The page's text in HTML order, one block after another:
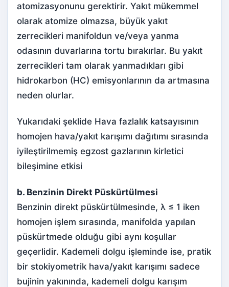
atomizasyonunu gerektirir. Yakıt mükemmel
olarak atomize olmazsa, büyük yakıt
zerrecikleri manifoldun ve/veya yanma
odasının duvarlarına tortu bırakırlar. Bu yakıt
zerrecikleri tam olarak yanmadıkları gibi
hidrokarbon (HC) emisyonlarının da artmasına
neden olurlar.
Yukarıdaki şeklide Hava fazlalık katsayısının
homojen hava/yakıt karışımı dağıtımı sırasında
iyileştirilmemiş egzost gazlarının kirletici
bileşimine etkisi
b. Benzinin Direkt Püskürtülmesi
Benzinin direkt püskürtülmesinde, λ ≤ 1 iken
homojen işlem sırasında, manifolda yapılan
püskürtmede olduğu gibi aynı koşullar
geçerlidir. Kademeli dolgu işleminde ise, pratik
bir stokiyometrik hava/yakıt karışımı sadece
bujinin yakınında, kademeli dolgu karışım